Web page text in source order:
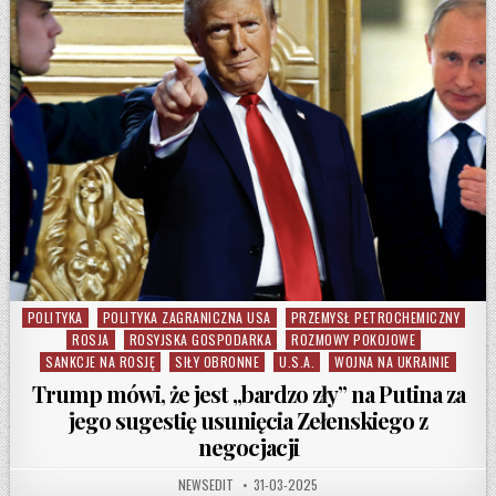
Posted in
POLITYKA POLITYKA ZAGRANICZNA USA
PRZEMYSŁ PETROCHEMICZNY
ROSJA
ROSYJSKA GOSPODARKA
ROZMOWY POKOJOWE
SANKCJE NA ROSJĘ
SIŁY OBRONNE U.S.A. WOJNA NA UKRAINIE
Trump mówi, że jest „bardzo zły” na Putina za
jego sugestię usunięcia Zełenskiego z
negocjacji
AUTHOR:
NEWSEDIT PUBLISHED DATE:
31-03-2025